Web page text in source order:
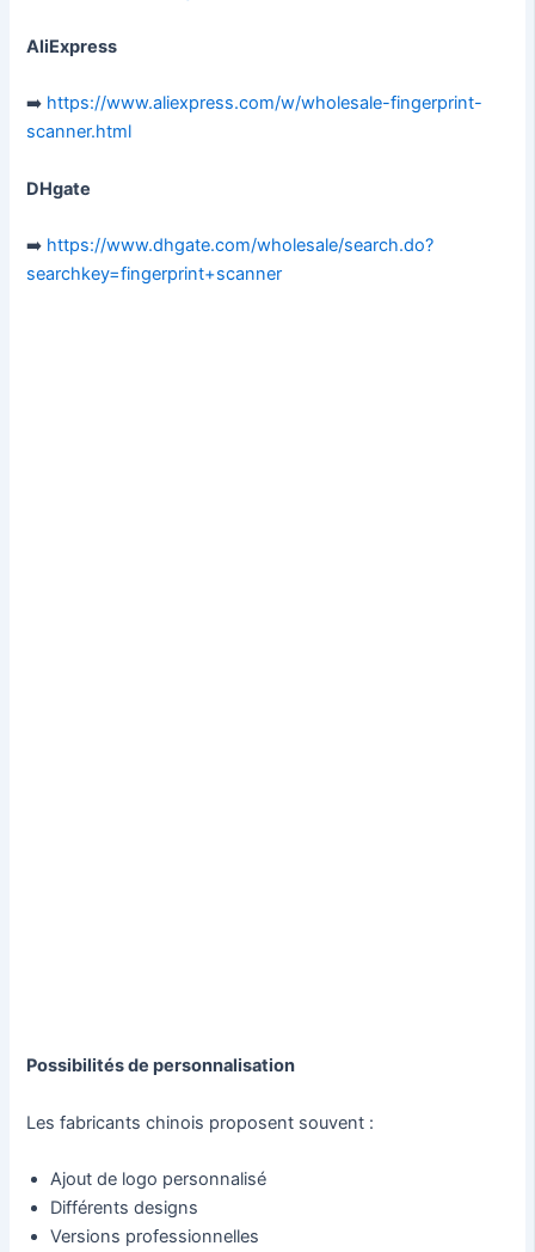
AliExpress
➡️ https://www.aliexpress.com/w/wholesale-fingerprint-
scanner.html
DHgate
➡️ https://www.dhgate.com/wholesale/search.do?
searchkey=fingerprint+scanner
Possibilités de personnalisation
Les fabricants chinois proposent souvent :
Ajout de logo personnalisé
Différents designs
Versions professionnelles